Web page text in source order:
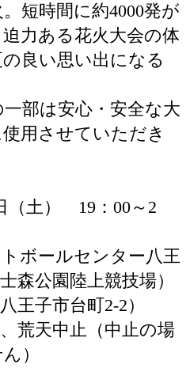
短時間に約4000発が
力ある花火大会の体
良い思い出になる
部は安心・安全な大
用させていただき
（土） 19：00～2
ボールセンター八王
森公園陸上競技場）
王子市台町2-2）
荒天中止（中止の場
）